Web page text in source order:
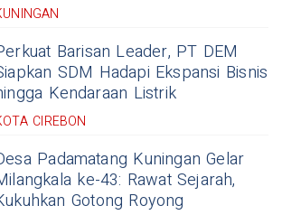
Barisan Leader, PT DEM
SDM Hadapi Ekspansi Bisnis
Kendaraan Listrik
CIREBON
Padamatang Kuningan Gelar
ke-43: Rawat Sejarah,
Gotong Royong